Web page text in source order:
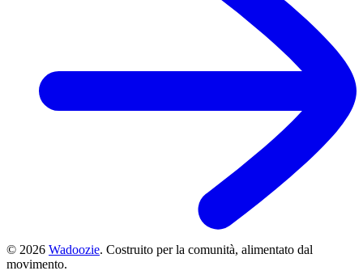
© 2026 Wadoozie. Costruito per la comunità, alimentato dal
movimento.